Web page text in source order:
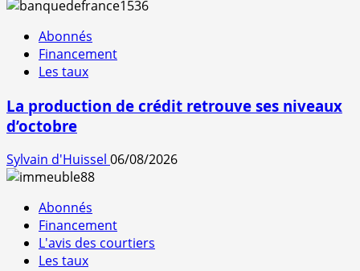
Abonnés
Financement
Les taux
La production de crédit retrouve ses niveaux
d’octobre
Sylvain d'Huissel 06/08/2026
Abonnés
Financement
L'avis des courtiers
Les taux